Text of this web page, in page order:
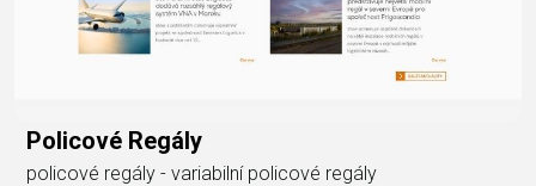
Policové Regály
policové regály - variabilní policové regály